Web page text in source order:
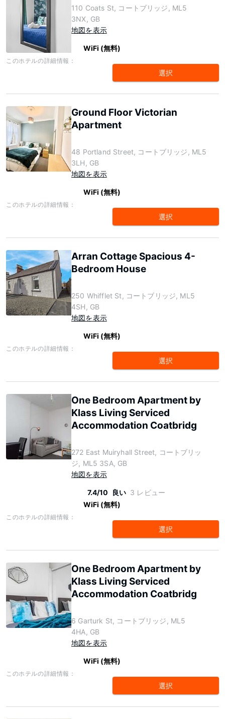
110 Coats St, コートブリッジ, ML5
3NX, GB
地図を表示
WiFi (無料)
このホテルの詳細情報：
選択
Ground Floor Victorian
Apartment
48 Portland Street, コートブリッジ, ML5
3LH, GB
地図を表示
WiFi (無料)
このホテルの詳細情報：
選択
Arran Cottage Spacious 4-
Bedroom House
250 Whifflet St, コートブリッジ, ML5
4SH, GB
地図を表示
WiFi (無料)
このホテルの詳細情報：
選択
One Bedroom Apartment by
Klass Living Serviced
Accommodation Coatbridg
272 East Muiryhall Street, コートブリッ
ジ, ML5 3SA, GB
地図を表示
7.4/10 良い 3 レビュー
WiFi (無料)
このホテルの詳細情報：
選択
One Bedroom Apartment by
Klass Living Serviced
Accommodation Coatbridg
6 Garturk St, コートブリッジ, ML5
4HA, GB
地図を表示
WiFi (無料)
このホテルの詳細情報：
選択